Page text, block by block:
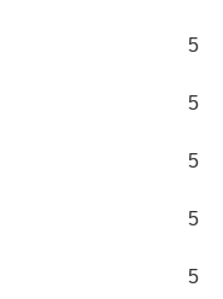
5
5
5
5
5